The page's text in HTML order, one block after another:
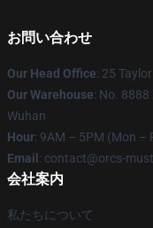
お問い合わせ
Our Head Office: 25
Our Warehouse: No.
Wuhan
Hour: 9AM – 5PM (Mon –
Email : contact@orcs-
会社案内
私たちについて